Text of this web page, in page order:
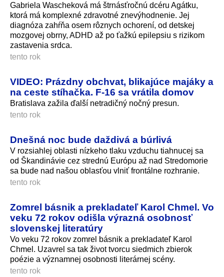
Gabriela Wascheková má štrnásťročnú dcéru Agátku,
ktorá má komplexné zdravotné znevýhodnenie. Jej
diagnóza zahŕňa osem rôznych ochorení, od detskej
mozgovej obrny, ADHD až po ťažkú epilepsiu s rizikom
zastavenia srdca.
tento rok
VIDEO: Prázdny obchvat, blikajúce majáky a
na ceste stíhačka. F-16 sa vrátila domov
Bratislava zažila ďalší netradičný nočný presun.
tento rok
Dnešná noc bude daždivá a búrlivá
V rozsiahlej oblasti nízkeho tlaku vzduchu tiahnucej sa
od Škandinávie cez strednú Európu až nad Stredomorie
sa bude nad našou oblasťou vlniť frontálne rozhranie.
tento rok
Zomrel básnik a prekladateľ Karol Chmel. Vo
veku 72 rokov odišla výrazná osobnosť
slovenskej literatúry
Vo veku 72 rokov zomrel básnik a prekladateľ Karol
Chmel. Uzavrel sa tak život tvorcu siedmich zbierok
poézie a významnej osobnosti literárnej scény.
tento rok